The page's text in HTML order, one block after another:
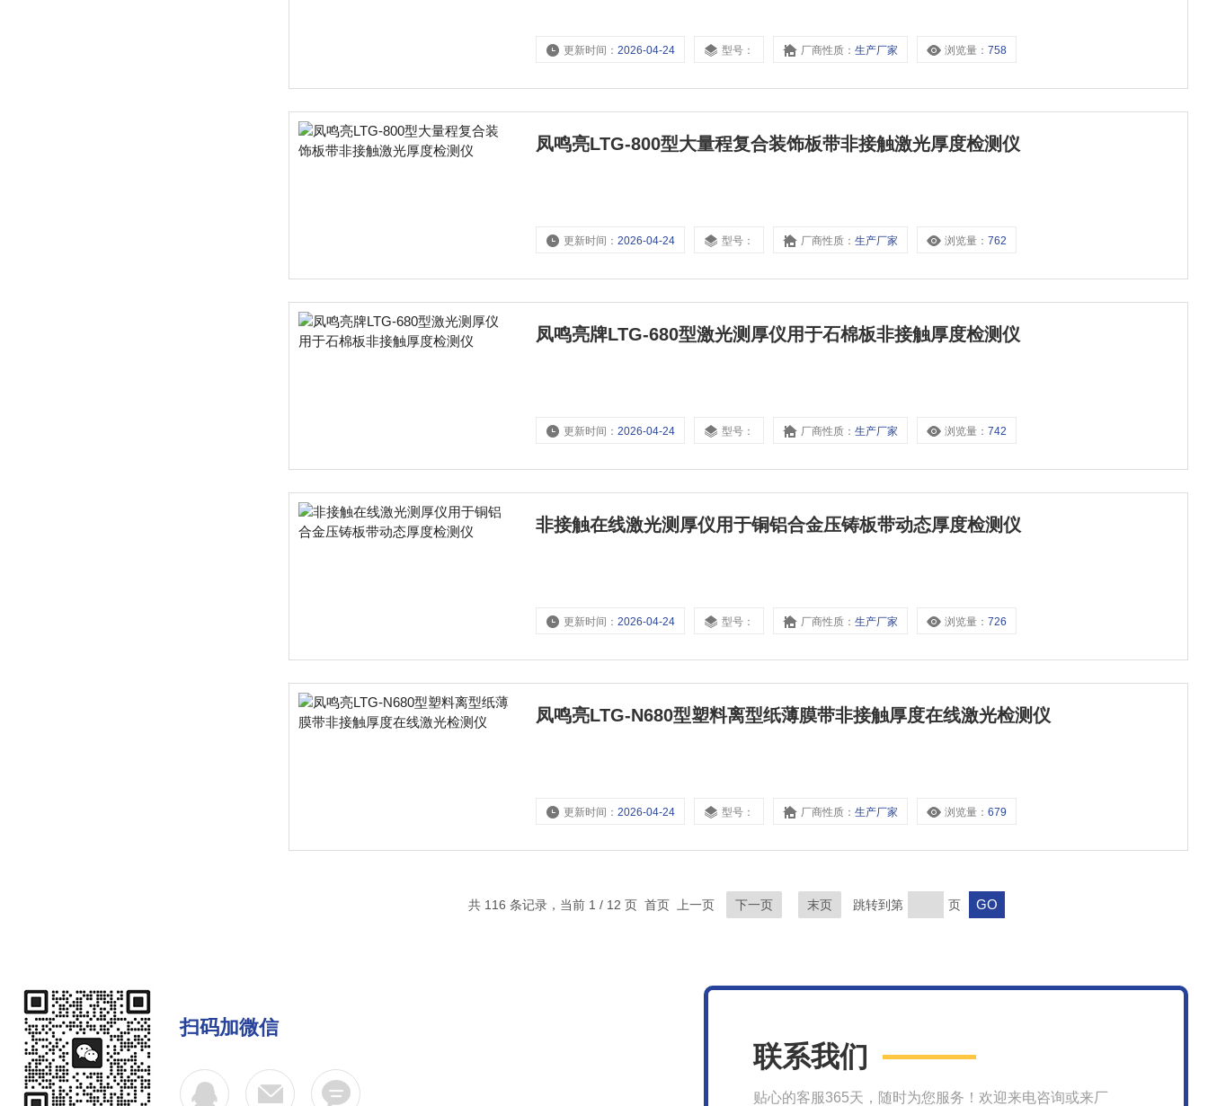
更新时间：2026-04-24 型号： 厂商性质：生产厂家 浏览量：758
凤鸣亮LTG-800型大量程复合装饰板带非接触激光厚度检测仪
更新时间：2026-04-24 型号： 厂商性质：生产厂家 浏览量：762
凤鸣亮牌LTG-680型激光测厚仪用于石棉板非接触厚度检测仪
更新时间：2026-04-24 型号： 厂商性质：生产厂家 浏览量：742
非接触在线激光测厚仪用于铜铝合金压铸板带动态厚度检测仪
更新时间：2026-04-24 型号： 厂商性质：生产厂家 浏览量：726
凤鸣亮LTG-N680型塑料离型纸薄膜带非接触厚度在线激光检测仪
更新时间：2026-04-24 型号： 厂商性质：生产厂家 浏览量：679
共 116 条记录，当前 1 / 12 页 首页 上一页 下一页 末页 跳转到第 页
扫码加微信
联系我们
贴心的客服365天，随时为您服务！欢迎来电咨询或来厂